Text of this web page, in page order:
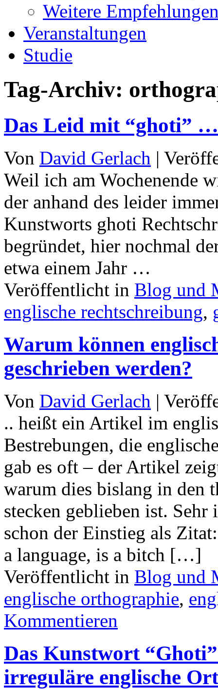
Weitere
Veranstaltungen
Studie
Tag-Archiv:
Das Leid mit “ghoti” …
Von David Gerlach |
Weil ich am Wochenende
der anhand des leider
Kunstworts ghoti
begründet, hier nochmal
etwa einem Jahr …
Veröffentlicht in Blog und
englische rechtschreibung,
Warum können
geschrieben werden?
Von David Gerlach |
.. heißt ein Artikel im
Bestrebungen, die
gab es oft – der Artikel
warum dies bislang in den
stecken geblieben ist.
schon der Einstieg als
a language, is a bitch […]
Veröffentlicht in Blog und
englische orthographie,
Kommentieren
Das Kunstwort
irreguläre englische